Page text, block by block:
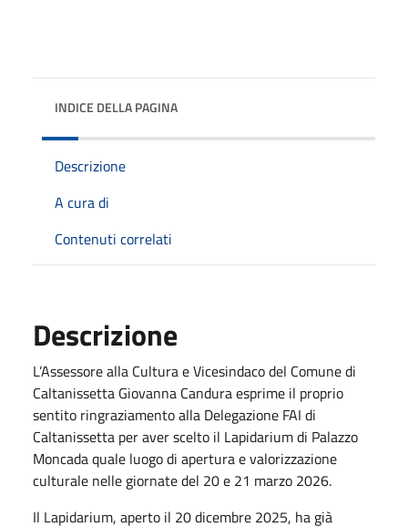
INDICE DELLA PAGINA
Descrizione
A cura di
Contenuti correlati
Descrizione
L’Assessore alla Cultura e Vicesindaco del Comune di
Caltanissetta Giovanna Candura esprime il proprio
sentito ringraziamento alla Delegazione FAI di
Caltanissetta per aver scelto il Lapidarium di Palazzo
Moncada quale luogo di apertura e valorizzazione
culturale nelle giornate del 20 e 21 marzo 2026.
Il Lapidarium, aperto il 20 dicembre 2025, ha già